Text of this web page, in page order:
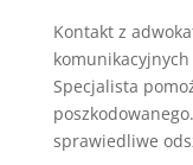
Kontakt z
Specjalista
sprawiedliwe